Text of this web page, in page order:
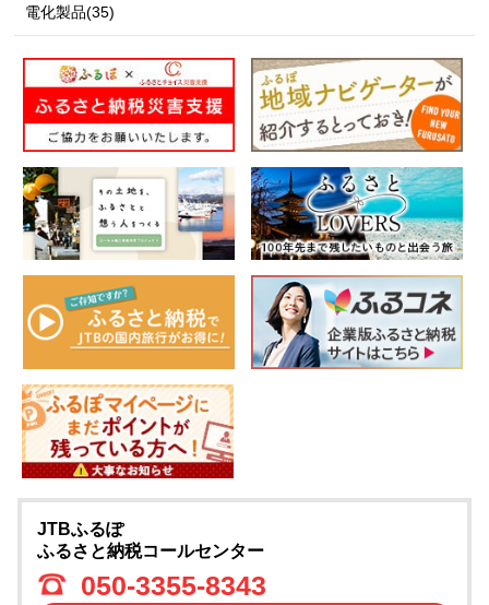
電化製品(35)
JTBふるぽ
ふるさと納税コールセンター
050-3355-8343